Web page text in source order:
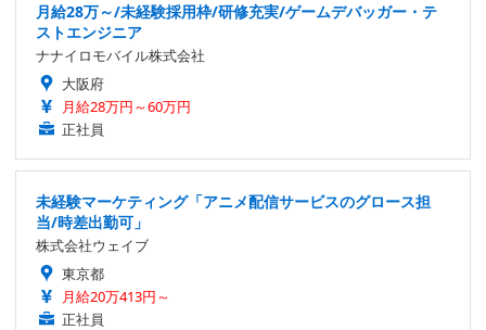
月給28万～/未経験採用枠/研修充実/ゲームデバッガー・テ
ストエンジニア
ナナイロモバイル株式会社
大阪府
月給28万円～60万円
正社員
未経験マーケティング「アニメ配信サービスのグロース担
当/時差出勤可」
株式会社ウェイブ
東京都
月給20万413円～
正社員